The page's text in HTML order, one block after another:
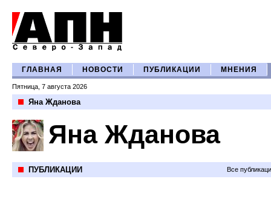
ГЛАВНАЯ НОВОСТИ ПУБЛИКАЦИИ МНЕНИЯ
Пятница, 7 августа 2026
Яна Жданова
Яна Жданова
ПУБЛИКАЦИИ Все